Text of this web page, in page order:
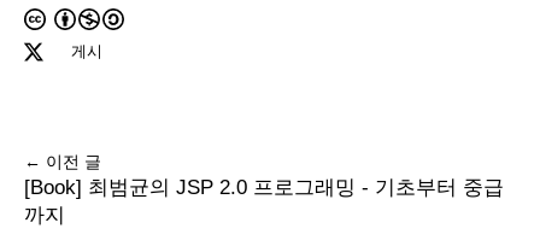
게시
← 이전 글
[Book] 최범균의 JSP 2.0 프로그래밍 - 기초부터 중급
까지